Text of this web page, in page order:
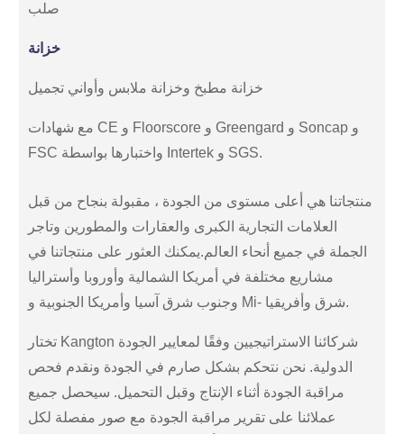
صلب
خزانة
خزانة مطبخ وخزانة ملابس وأواني تجميل
مع شهادات CE و Floorscore و Greengard و Soncap و
FSC واختبارها بواسطة Intertek و SGS.
منتجاتنا هي أعلى مستوى من الجودة ، مقبولة بنجاح من قبل
العلامات التجارية الكبرى والعقارات والمطورين وتاجر
الجملة في جميع أنحاء العالم.يمكنك العثور على منتجاتنا في
مشاريع مختلفة في أمريكا الشمالية وأوروبا وأستراليا
وجنوب شرق آسيا وأمريكا الجنوبية و Mi- شرق وأفريقيا.
تختار Kangton شركائنا الاستراتيجيين وفقًا لمعايير الجودة
الدولية. نحن نتحكم بشكل صارم في الجودة ونقدم فحص
مراقبة الجودة أثناء الإنتاج وقبل التحميل. سيحصل جميع
عملائنا على تقرير مراقبة الجودة مع صور مفصلة لكل